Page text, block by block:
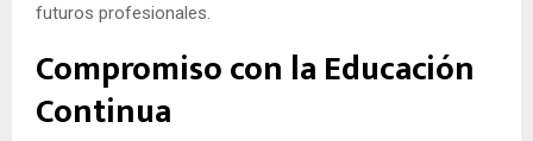
futuros profesionales.
Compromiso con la Educación
Continua